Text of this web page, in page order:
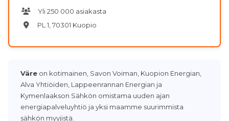
Yli 250 000 asiakasta
PL 1, 70301 Kuopio
Väre on kotimainen, Savon Voiman, Kuopion Energian,
Alva Yhtiöiden, Lappeenrannan Energian ja
Kymenlaakson Sähkön omistama uuden ajan
energiapalveluyhtiö ja yksi maamme suurimmista
sähkön myyjistä.